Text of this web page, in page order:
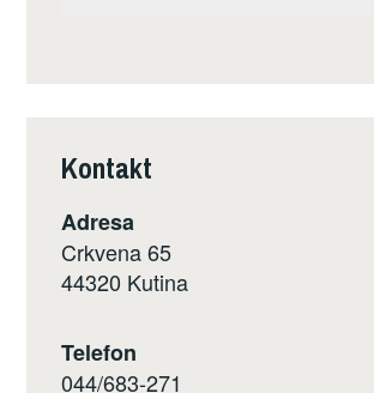
Kontakt
Adresa
Crkvena 65
44320 Kutina
Telefon
044/683-271